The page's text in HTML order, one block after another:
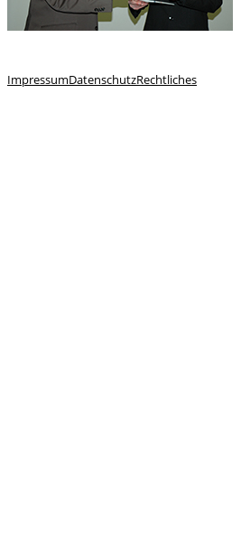
ImpressumDatenschutzRechtliches